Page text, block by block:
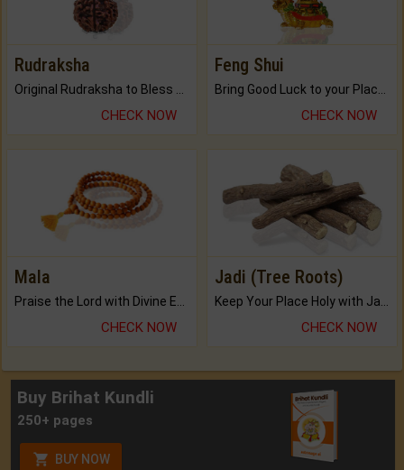
Rudraksha
CHECK NOW
Feng Shui
CHECK NOW
Mala
CHECK NOW
Jadi (Tree Roots)
CHECK NOW
Buy Brihat Kundli
250+ pages
BUY NOW